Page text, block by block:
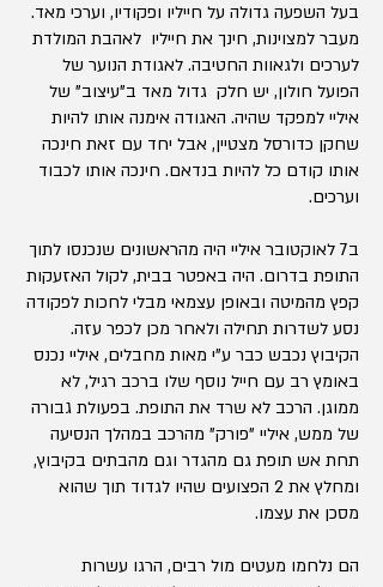
בעל השפעה גדולה על חייליו ופקודיו, וערכי מאד.
מעבר למצוינות, חינך את חייליו לאהבת המולדת
לערכים ולגאוות החטיבה. לאגודת הנוער של
הפועל חולון, יש חלק גדול מאד ב"עיצוב" של
איליי למפקד שהיה. האגודה אימנה אותו להיות
שחקן כדורסל מצטיין, אבל יחד עם זאת חינכה
אותו קודם כל להיות בנדאם. חינכה אותו לכבוד
וערכים.
ב7 לאוקטובר איליי היה מהראשונים שנכנסו לתוך
התופת בדרום. היה באפטר בבית, לקול האזעקות
קפץ מהמיטה ובאופן עצמאי מבלי לחכות לפקודה
נסע לשדרות תחילה ולאחר מכן לכפר עזה.
הקיבוץ נכבש כבר ע"י מאות מחבלים, איליי נכנס
באומץ רב עם חייל נוסף שלו ברכב רגיל, לא
ממוגן. הרכב לא שרד את התופת. בפעולת גבורה
של ממש, איליי "פורק" מהרכב במהלך הנסיעה
תחת אש תופת גם מהגדר וגם מהבתים בקיבוץ,
ומחלץ את 2 הפצועים שהיו לגדוד תוך שהוא
מסכן את עצמו.
הם נלחמו מעטים מול רבים, הרגו עשרות